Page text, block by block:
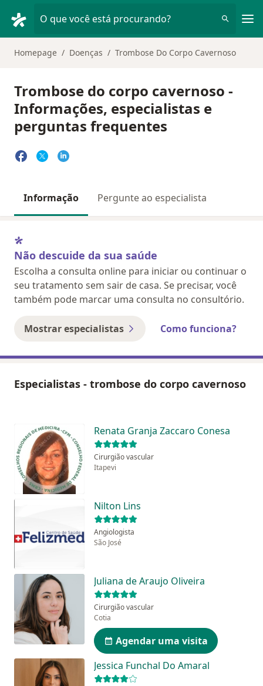
O que você está procurando?
Homepage Doenças Trombose Do Corpo Cavernoso
Trombose do corpo cavernoso -
Informações, especialistas e
perguntas frequentes
Informação Pergunte ao especialista
Não descuide da sua saúde
Escolha a consulta online para iniciar ou continuar o
seu tratamento sem sair de casa. Se precisar, você
também pode marcar uma consulta no consultório.
Mostrar especialistas Como funciona?
Especialistas - trombose do corpo cavernoso
Renata Granja Zaccaro Conesa
Cirurgião vascular
Itapevi
Nilton Lins
Angiologista
São José
Juliana de Araujo Oliveira
Cirurgião vascular
Cotia
Agendar uma visita
Jessica Funchal Do Amaral